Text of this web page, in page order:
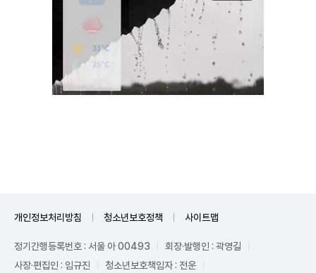
개인정보처리방침 청소년보호정책 사이트맵
정기간행등록번호 : 서울 아 00493
회장·발행인 : 곽영길
사장·편집인 : 임규진
청소년보호책임자 : 전운